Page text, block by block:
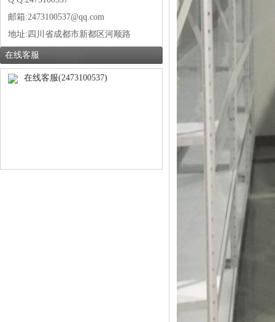
邮箱:2473100537@qq.com
地址: 四川省成都市新都区河顺路
在线客服
在线客服(2473100537)